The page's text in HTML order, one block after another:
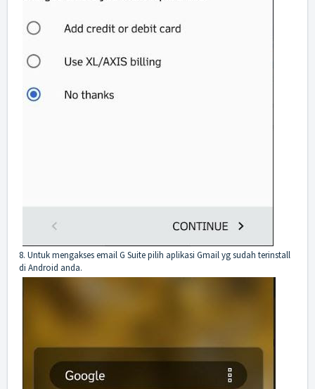
8. Untuk mengakses email G Suite pilih aplikasi Gmail yg sudah terinstall
di Android anda.